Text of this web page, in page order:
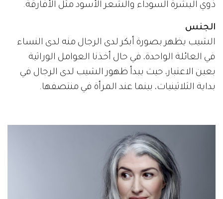
ذوي البشرة السوداء والشعر الأسود مثل الأفارقة.
الجنس
الشيب يظهر بصورة أبكر لدى الرجال منه لدى النساء
في العائلة الواحدة، في حال أخذنا العوامل الوراثية
بعين الاعتبار، حيث يبدأ ظهور الشيب لدى الرجال في
بداية الثلاثينيات، بينما عند المرأة في منتصفها.